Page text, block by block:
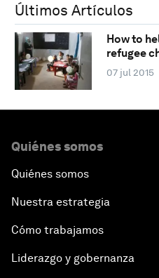
Últimos Artículos
How to
refugee
07 jul 2015
Quiénes somos
Quiénes somos
Nuestra estrategia
Cómo trabajamos
Liderazgo y gobernanza